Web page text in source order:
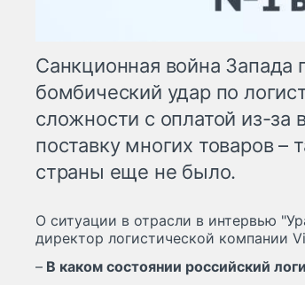
Санкционная война Запада
бомбический удар по
сложности с оплатой из-за
поставку многих товаров –
страны еще не было.
О ситуации в отрасли в интервью
директор логистической компании
– В каком состоянии российский